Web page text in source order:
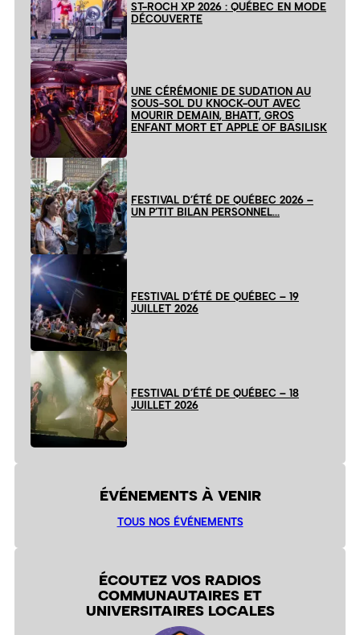
ST-ROCH XP 2026 : QUÉBEC EN MODE
DÉCOUVERTE
UNE CÉRÉMONIE DE SUDATION AU
SOUS-SOL DU KNOCK-OUT AVEC
MOURIR DEMAIN, BHATT, GROS
ENFANT MORT ET APPLE OF BASILISK
FESTIVAL D’ÉTÉ DE QUÉBEC 2026 –
UN P’TIT BILAN PERSONNEL…
FESTIVAL D’ÉTÉ DE QUÉBEC – 19
JUILLET 2026
FESTIVAL D’ÉTÉ DE QUÉBEC – 18
JUILLET 2026
ÉVÉNEMENTS À VENIR
TOUS NOS ÉVÉNEMENTS
ÉCOUTEZ VOS RADIOS
COMMUNAUTAIRES ET
UNIVERSITAIRES LOCALES